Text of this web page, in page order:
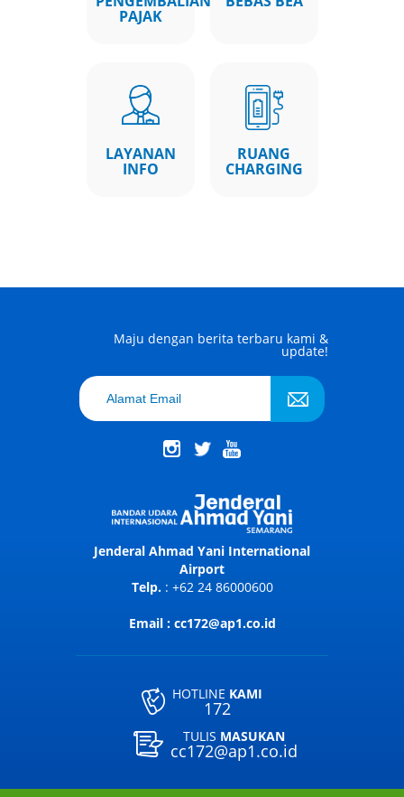
PAJAK
LAYANAN
INFO
RUANG
CHARGING
Maju dengan berita terbaru kami &
update!
Jenderal Ahmad Yani International
Airport
Telp. : +62 24 86000600
Email : cc172@ap1.co.id
HOTLINE KAMI
172
TULIS MASUKAN
cc172@ap1.co.id